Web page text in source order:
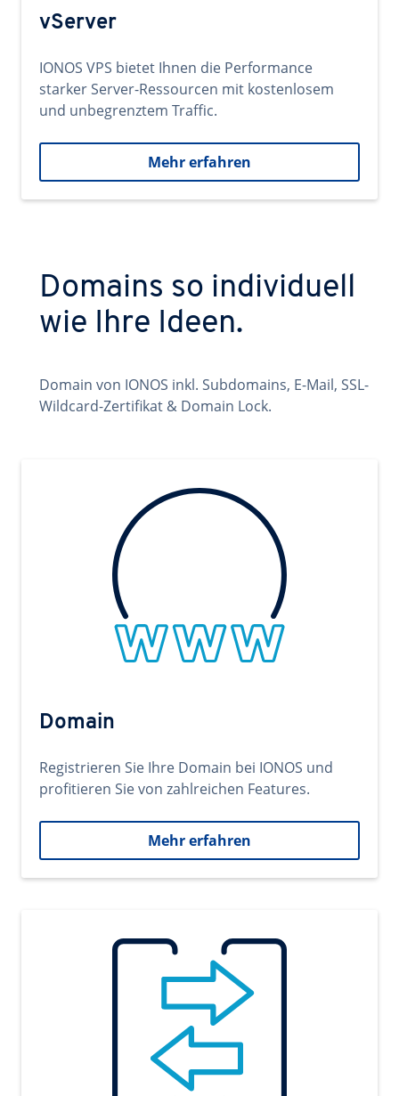
vServer
IONOS VPS bietet Ihnen die Performance
starker Server-Ressourcen mit kostenlosem
und unbegrenztem Traffic.
Mehr erfahren
Domains so individuell
wie Ihre Ideen.
Domain von IONOS inkl. Subdomains, E-Mail, SSL-
Wildcard-Zertifikat & Domain Lock.
Domain
Registrieren Sie Ihre Domain bei IONOS und
profitieren Sie von zahlreichen Features.
Mehr erfahren